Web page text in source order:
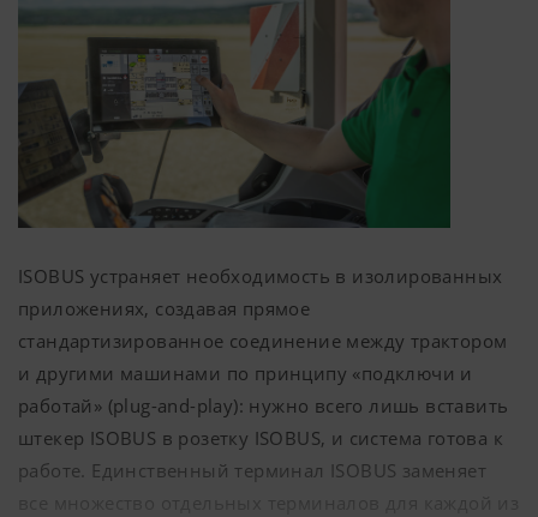
ISOBUS устраняет необходимость в изолированных
приложениях, создавая прямое
стандартизированное соединение между трактором
и другими машинами по принципу «подключи и
работай» (plug-and-play): нужно всего лишь вставить
штекер ISOBUS в розетку ISOBUS, и система готова к
работе. Единственный терминал ISOBUS заменяет